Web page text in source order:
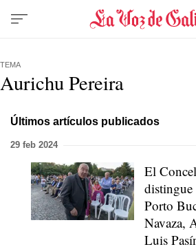
TEMA
Aurichu Pereira
Últimos artículos publicados
29 feb 2024
El
Porto
Navaza,
Luis